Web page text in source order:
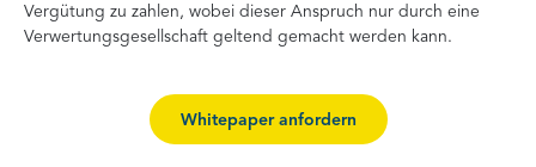
Vergütung zu zahlen, wobei dieser Anspruch nur durch eine
Verwertungsgesellschaft geltend gemacht werden kann.
Whitepaper anfordern